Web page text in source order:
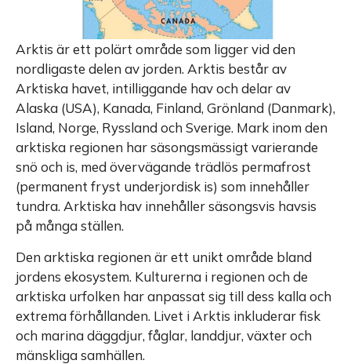
Arktis är ett polärt område som ligger vid den
nordligaste delen av jorden. Arktis består av
Arktiska havet, intilliggande hav och delar av
Alaska (USA), Kanada, Finland, Grönland (Danmark),
Island, Norge, Ryssland och Sverige. Mark inom den
arktiska regionen har säsongsmässigt varierande
snö och is, med övervägande trädlös permafrost
(permanent fryst underjordisk is) som innehåller
tundra. Arktiska hav innehåller säsongsvis havsis
på många ställen.
Den arktiska regionen är ett unikt område bland
jordens ekosystem. Kulturerna i regionen och de
arktiska urfolken har anpassat sig till dess kalla och
extrema förhållanden. Livet i Arktis inkluderar fisk
och marina däggdjur, fåglar, landdjur, växter och
mänskliga samhällen.